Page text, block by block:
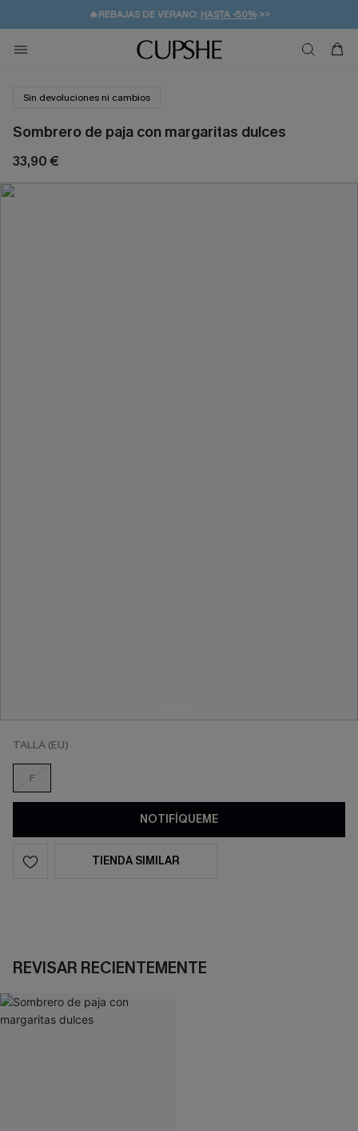
🔥REBAJAS DE VERANO: HASTA -50%>>
👒PROMOCIÓN DE VERANO:-10% EN 2 VESTIDOS
💌¡SUSCRIBIRSE & GANAR -10% EXTRA!
🚚ENVÍO GRATUITO A PARTIR DE 49 € >>
Sin devoluciones ni cambios
Sombrero de paja con margaritas dulces
33,90 €
TALLA (EU)
F
NOTIFÍQUEME
TIENDA SIMILAR
REVISAR RECIENTEMENTE